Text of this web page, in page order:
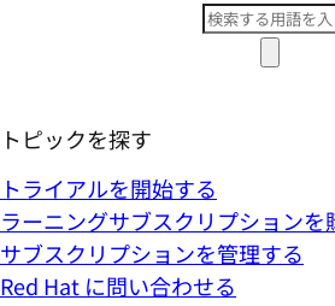
トピックを探す
トライアルを開始する
ラーニングサブスクリプションを
サブスクリプションを管理する
Red Hat に問い合わせる